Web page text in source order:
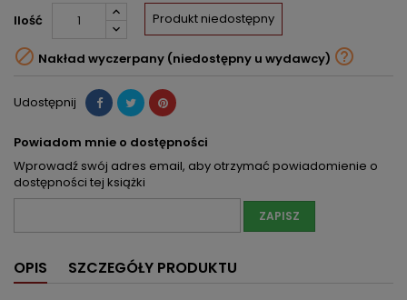
Ilość Produkt niedostępny
 Nakład wyczerpany (niedostępny u wydawcy) 
Udostępnij
Powiadom mnie o dostępności
Wprowadź swój adres email, aby otrzymać powiadomienie o
dostępności tej książki
ZAPISZ
OPIS SZCZEGÓŁY PRODUKTU